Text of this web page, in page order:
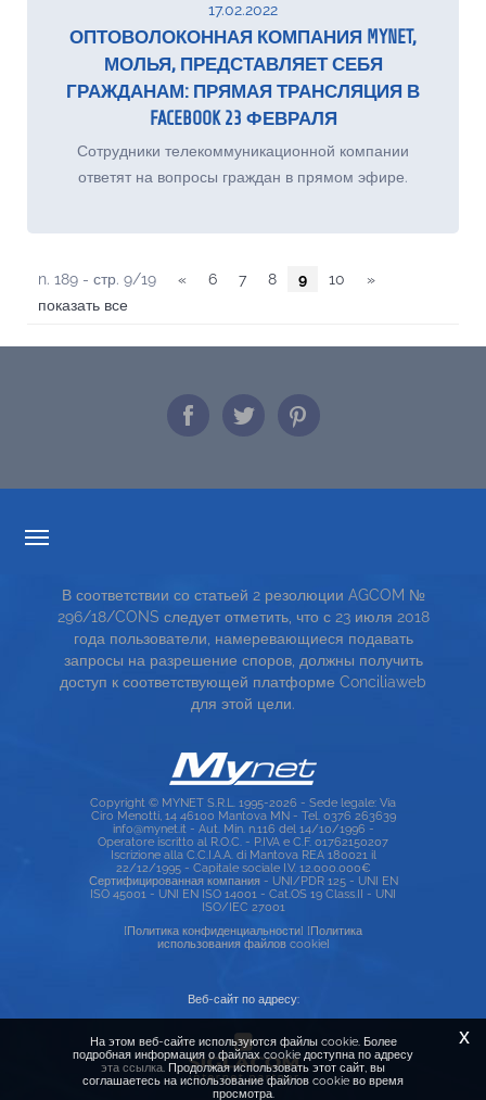
17.02.2022
ОПТОВОЛОКОННАЯ КОМПАНИЯ MYNET,
МОЛЬЯ, ПРЕДСТАВЛЯЕТ СЕБЯ
ГРАЖДАНАМ: ПРЯМАЯ ТРАНСЛЯЦИЯ В
FACEBOOK 23 ФЕВРАЛЯ
Сотрудники телекоммуникационной компании
ответят на вопросы граждан в прямом эфире.
n. 189 - стр. 9/19 « 6 7 8 9 10
»
показать все
СЕРВИСНАЯ КАРТА
TOP RICERCHE
SITE MAP
В соответствии со статьей 2 резолюции AGCOM №
296/18/CONS следует отметить, что с 23 июля 2018
года пользователи, намеревающиеся подавать
запросы на разрешение споров, должны получить
доступ к соответствующей платформе Conciliaweb
для этой цели.
Copyright © MYNET S.R.L. 1995-2026 - Sede legale: Via
Ciro Menotti, 14 46100 Mantova MN - Tel. 0376 263639
info@mynet.it - Aut. Min. n.116 del 14/10/1996 -
Operatore iscritto al R.O.C. - P.IVA e C.F. 01762150207
Iscrizione alla C.C.I.A.A. di Mantova REA 180021 il
22/12/1995 - Capitale sociale I.V. 12.000.000€
Сертифицированная компания - UNI/PDR 125 - UNI EN
ISO 45001 - UNI EN ISO 14001 - Cat.OS 19 Class.II - UNI
ISO/IEC 27001
[Политика конфиденциальности] [Политика
использования файлов cookie]
x
На этом веб-сайте используются файлы cookie. Более
подробная информация о файлах cookie доступна по адресу
эта ссылка. Продолжая использовать этот сайт, вы
соглашаетесь на использование файлов cookie во время
просмотра.
Веб-сайт по адресу: